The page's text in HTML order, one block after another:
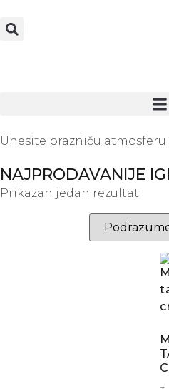
Unesite prazniču atmosferu
NAJPRODAVANIJE
Prikazan jedan rezultat